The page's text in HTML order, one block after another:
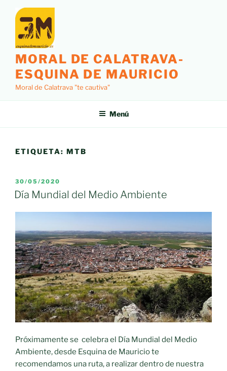
contenido
MORAL DE CALATRAVA-
ESQUINA DE MAURICIO
Moral de Calatrava "te cautiva"
Menú
ETIQUETA: MTB
PUBLICADO
EL
30/05/2020
Día Mundial del Medio Ambiente
Próximamente se celebra el Día Mundial del Medio
Ambiente, desde Esquina de Mauricio te
recomendamos una ruta, a realizar dentro de nuestra